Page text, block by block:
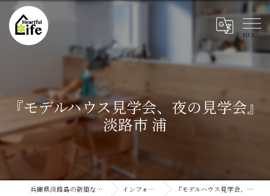
『モデルハウス見学会、夜の見学会』
淡路市 浦
兵庫県淡路島の新築ならハートフルライフ インフォメーション 『モデルハウス見学会、夜の見学会』淡路市 浦